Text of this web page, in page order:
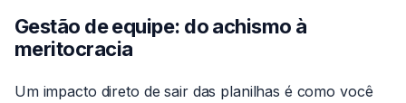
Gestão de equipe: do achismo à
meritocracia
Um impacto direto de sair das planilhas é como você